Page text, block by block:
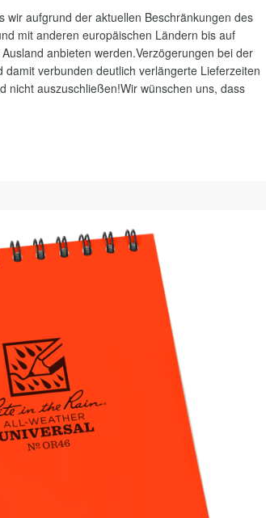
wir aufgrund der aktuellen Beschränkungen des
mit anderen europäischen Ländern bis auf
anbieten werden.Verzögerungen bei der
damit verbunden deutlich verlängerte Lieferzeiten
nicht auszuschließen!Wir wünschen uns, dass